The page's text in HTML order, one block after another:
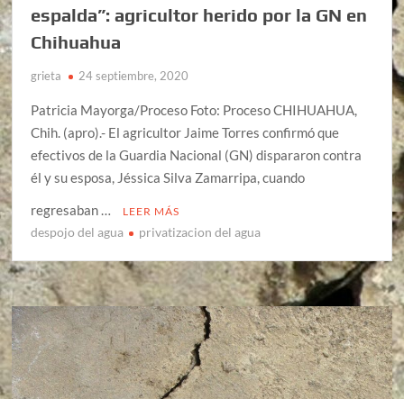
espalda”: agricultor herido por la GN en
Chihuahua
grieta 24 septiembre, 2020
Patricia Mayorga/Proceso Foto: Proceso CHIHUAHUA,
Chih. (apro).- El agricultor Jaime Torres confirmó que
efectivos de la Guardia Nacional (GN) dispararon contra
él y su esposa, Jéssica Silva Zamarripa, cuando
regresaban …
LEER MÁS
despojo del agua privatizacion del agua